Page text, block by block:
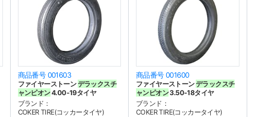
商品番号 001603
ファイヤーストーンデラックスチ
ャンピオン4.00-19タイヤ
ブランド：
COKER TIRE(コッカータイヤ)
商品番号 001600
ファイヤーストーンデラックスチ
ャンピオン3.50-18タイヤ
ブランド：
COKER TIRE(コッカータイヤ)